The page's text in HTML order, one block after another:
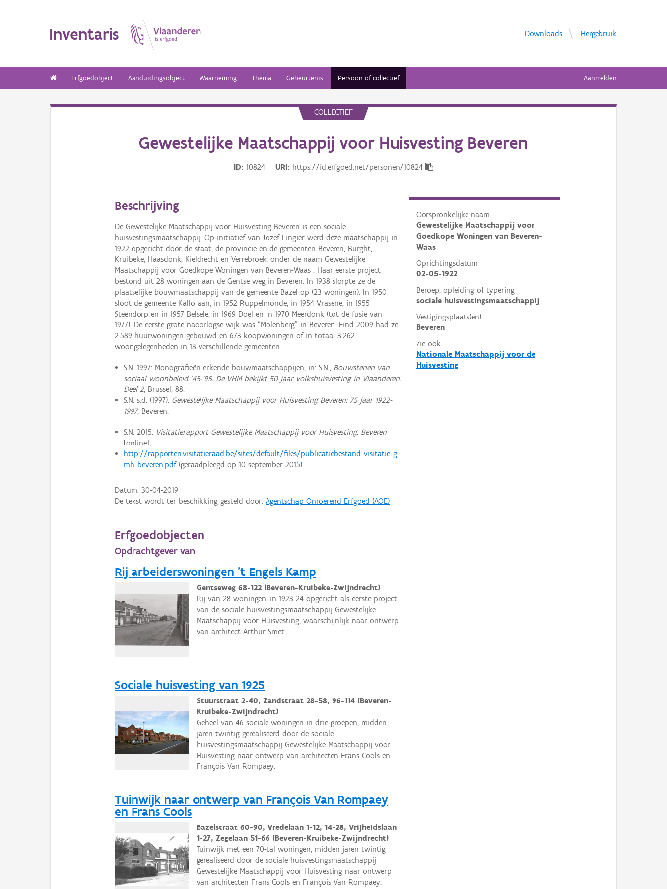
Inventaris Downloads Hergebruik
Erfgoedobject Aanduidingsobject Waarneming Thema Gebeurtenis Persoon of collectief Aanmelden
COLLECTIEF
Gewestelijke Maatschappij voor Huisvesting Beveren
ID 10824 URI https://id.erfgoed.net/personen/10824
Oorspronkelijke naam
Gewestelijke Maatschappij voor
Goedkope Woningen van Beveren-
Waas
Oprichtingsdatum
02-05-1922
Beroep, opleiding of typering
sociale huisvestingsmaatschappij
Vestigingsplaats(en)
Beveren
Zie ook
Nationale Maatschappij voor de
Huisvesting
Beschrijving
De Gewestelijke Maatschappij voor Huisvesting Beveren is een sociale
huisvestingsmaatschappij. Op initiatief van Jozef Lingier werd deze maatschappij in
1922 opgericht door de staat, de provincie en de gemeenten Beveren, Burght,
Kruibeke, Haasdonk, Kieldrecht en Verrebroek, onder de naam Gewestelijke
Maatschappij voor Goedkope Woningen van Beveren-Waas . Haar eerste project
bestond uit 28 woningen aan de Gentse weg in Beveren. In 1938 slorpte ze de
plaatselijke bouwmaatschappij van de gemeente Bazel op (23 woningen). In 1950
sloot de gemeente Kallo aan, in 1952 Ruppelmonde, in 1954 Vrasene, in 1955
Steendorp en in 1957 Belsele, in 1969 Doel en in 1970 Meerdonk (tot de fusie van
1977). De eerste grote naoorlogse wijk was “Molenberg” in Beveren. Eind 2009 had ze
2.589 huurwoningen gebouwd en 673 koopwoningen of in totaal 3.262
woongelegenheden in 13 verschillende gemeenten.
S.N. 1997: Monografieën erkende bouwmaatschappijen, in: S.N., Bouwstenen van
sociaal woonbeleid ’45-‘95. De VHM bekijkt 50 jaar volkshuisvesting in Vlaanderen.
Deel 2, Brussel, 88.
S.N. s.d. (1997): Gewestelijke Maatschappij voor Huisvesting Beveren: 75 jaar 1922-
1997, Beveren.
S.N. 2015: Visitatierapport Gewestelijke Maatschappij voor Huisvesting, Beveren
[online],
http://rapporten.visitatieraad.be/sites/default/files/publicatiebestand_visitatie_g
mh_beveren.pdf(geraadpleegd op 10 september 2015).
Datum:30-04-2019
De tekst wordt ter beschikking gesteld door:Agentschap Onroerend Erfgoed (AOE)
Erfgoedobjecten
Opdrachtgever van
Rij arbeiderswoningen 't Engels Kamp
Gentseweg 68-122 (Beveren-Kruibeke-Zwijndrecht)
Rij van 28 woningen, in 1923-24 opgericht als eerste project
van de sociale huisvestingsmaatschappij Gewestelijke
Maatschappij voor Huisvesting, waarschijnlijk naar ontwerp
van architect Arthur Smet.
Sociale huisvesting van 1925
Stuurstraat 2-40, Zandstraat 28-58, 96-114 (Beveren-
Kruibeke-Zwijndrecht)
Geheel van 46 sociale woningen in drie groepen, midden
jaren twintig gerealiseerd door de sociale
huisvestingsmaatschappij Gewestelijke Maatschappij voor
Huisvesting naar ontwerp van architecten Frans Cools en
François Van Rompaey.
Tuinwijk naar ontwerp van François Van Rompaey
en Frans Cools
Bazelstraat 60-90, Vredelaan 1-12, 14-28, Vrijheidslaan
1-27, Zegelaan 51-66 (Beveren-Kruibeke-Zwijndrecht)
Tuinwijk met een 70-tal woningen, midden jaren twintig
gerealiseerd door de sociale huisvestingsmaatschappij
Gewestelijke Maatschappij voor Huisvesting naar ontwerp
van architecten Frans Cools en François Van Rompaey.